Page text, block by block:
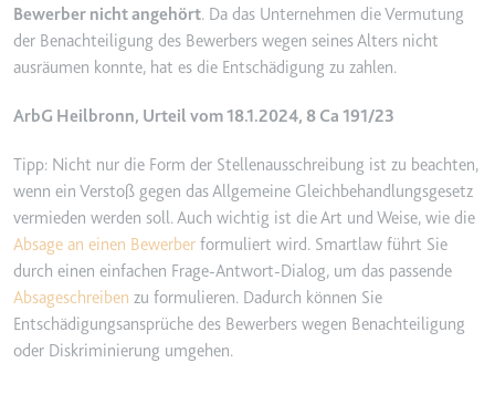
Dies dient der Optimierung der
Relevanz der Werbung auf der
Website.
HTML Local Storage
__Secure-ROLLOUT_TOKEN
Anbieter:
youtube.com
Zweck:
Wird verwendet, um die
Interaktion der Nutzer mit
eingebetteten Inhalten zu
verfolgen.
Bewerber nicht angehört. Da das Unternehmen die Vermutung
der Benachteiligung des Bewerbers wegen seines Alters nicht
ausräumen konnte, hat es die Entschädigung zu zahlen.
ArbG Heilbronn, Urteil vom 18.1.2024, 8 Ca 191/23
Tipp: Nicht nur die Form der Stellenausschreibung ist zu beachten,
wenn ein Verstoß gegen das Allgemeine Gleichbehandlungsgesetz
vermieden werden soll. Auch wichtig ist die Art und Weise, wie die
Absage an einen Bewerber formuliert wird. Smartlaw führt Sie
durch einen einfachen Frage-Antwort-Dialog, um das passende
Absageschreiben zu formulieren. Dadurch können Sie
Entschädigungsansprüche des Bewerbers wegen Benachteiligung
oder Diskriminierung umgehen.